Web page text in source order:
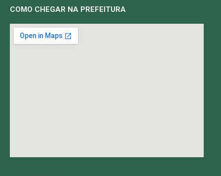
COMO CHEGAR NA PREFEITURA